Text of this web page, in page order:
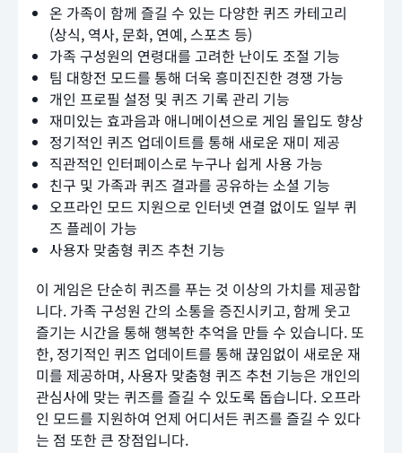
온 가족이 함께 즐길 수 있는 다양한 퀴즈 카테고리
(상식, 역사, 문화, 연예, 스포츠 등)
가족 구성원의 연령대를 고려한 난이도 조절 기능
팀 대항전 모드를 통해 더욱 흥미진진한 경쟁 가능
개인 프로필 설정 및 퀴즈 기록 관리 기능
재미있는 효과음과 애니메이션으로 게임 몰입도 향상
정기적인 퀴즈 업데이트를 통해 새로운 재미 제공
직관적인 인터페이스로 누구나 쉽게 사용 가능
친구 및 가족과 퀴즈 결과를 공유하는 소셜 기능
오프라인 모드 지원으로 인터넷 연결 없이도 일부 퀴
즈 플레이 가능
사용자 맞춤형 퀴즈 추천 기능
이 게임은 단순히 퀴즈를 푸는 것 이상의 가치를 제공합
니다. 가족 구성원 간의 소통을 증진시키고, 함께 웃고
즐기는 시간을 통해 행복한 추억을 만들 수 있습니다. 또
한, 정기적인 퀴즈 업데이트를 통해 끊임없이 새로운 재
미를 제공하며, 사용자 맞춤형 퀴즈 추천 기능은 개인의
관심사에 맞는 퀴즈를 즐길 수 있도록 돕습니다. 오프라
인 모드를 지원하여 언제 어디서든 퀴즈를 즐길 수 있다
는 점 또한 큰 장점입니다.